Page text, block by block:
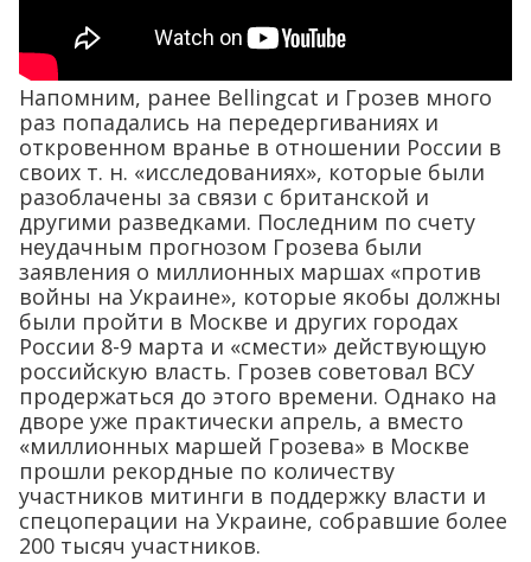
Напомним, ранее Bellingcat и Грозев много
раз попадались на передергиваниях и
откровенном вранье в отношении России в
своих т. н. «исследованиях», которые были
разоблачены за связи с британской и
другими разведками. Последним по счету
неудачным прогнозом Грозева были
заявления о миллионных маршах «против
войны на Украине», которые якобы должны
были пройти в Москве и других городах
России 8-9 марта и «смести» действующую
российскую власть. Грозев советовал ВСУ
продержаться до этого времени. Однако на
дворе уже практически апрель, а вместо
«миллионных маршей Грозева» в Москве
прошли рекордные по количеству
участников митинги в поддержку власти и
спецоперации на Украине, собравшие более
200 тысяч участников.